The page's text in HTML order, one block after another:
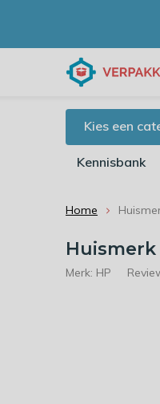
Kies een
Kennisbank
Home
Huismerk
Merk: HP